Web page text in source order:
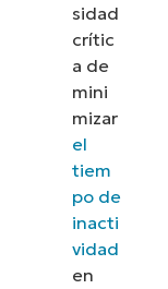
sidad
crític
a de
mini
mizar
el
tiem
po de
inacti
vidad
en